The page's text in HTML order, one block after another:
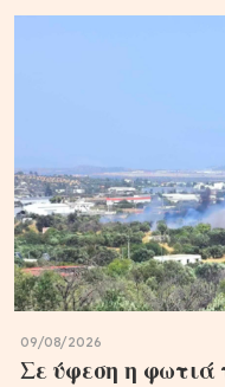
09/08/2026
Σε ύφεση η